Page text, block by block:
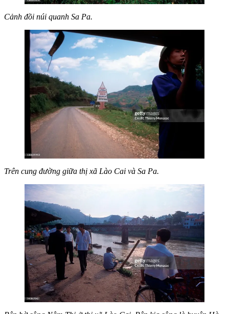
Cảnh đồi núi quanh Sa Pa.
Trên cung đường giữa thị xã Lào Cai và Sa Pa.